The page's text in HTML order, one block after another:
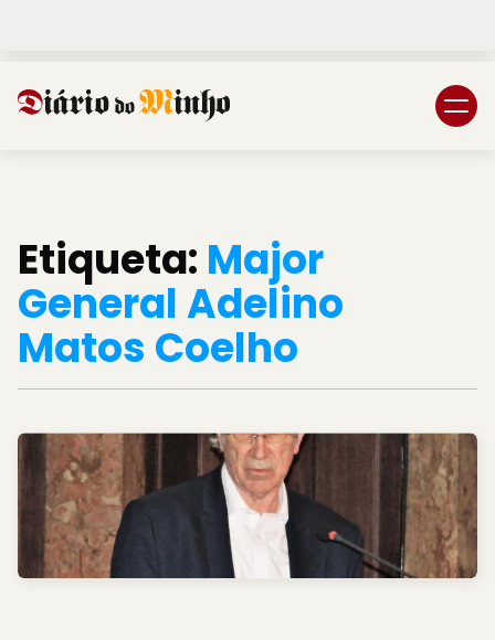
Etiqueta: Major
General Adelino
Matos Coelho